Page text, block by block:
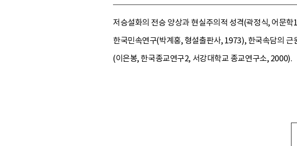
저승설화의 전승 양상과 현실주의적 성격(곽정식, 어문
한국민속연구(박계홍, 형설출판사, 1973), 한국속담의
(이은봉, 한국종교연구2, 서강대학교 종교연구소, 2000).